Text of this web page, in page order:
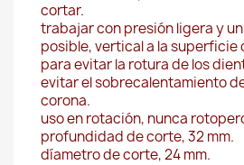
cortar.
trabajar con presión ligera y
posible, vertical a la superficie
para evitar la rotura de los
evitar el sobrecalentamiento
corona.
uso en rotación, nunca
profundidad de corte, 32 mm.
díametro de corte, 24 mm.